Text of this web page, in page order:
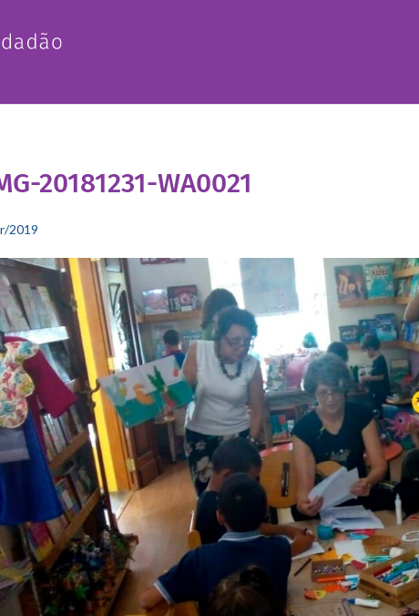
20181231-WA0021
2019